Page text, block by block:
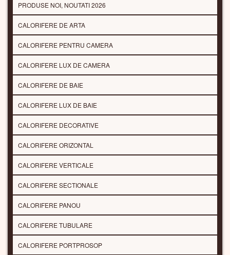
PRODUSE NOI, NOUTATI 2026
CALORIFERE DE ARTA
CALORIFERE PENTRU CAMERA
CALORIFERE LUX DE CAMERA
CALORIFERE DE BAIE
CALORIFERE LUX DE BAIE
CALORIFERE DECORATIVE
CALORIFERE ORIZONTAL
CALORIFERE VERTICALE
CALORIFERE SECTIONALE
CALORIFERE PANOU
CALORIFERE TUBULARE
CALORIFERE PORTPROSOP